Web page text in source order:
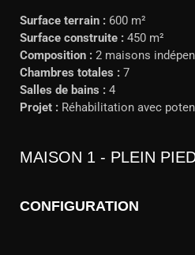
Surface terrain : 600 m²
Surface construite : 450 m²
Composition : 2 maisons
Chambres totales : 7
Salles de bains : 4
Projet : Réhabilitation avec
MAISON 1 - PLEIN
CONFIGURATION